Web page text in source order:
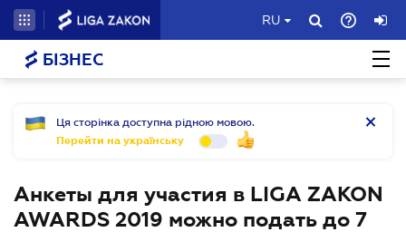
RU
БІЗНЕС
Ця сторінка доступна рідною мовою.
Перейти на українську
Анкеты для участия в LIGA ZAKON
AWARDS 2019 можно подать до 7